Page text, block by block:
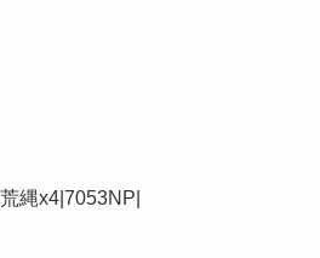
縄x4|7053NP|